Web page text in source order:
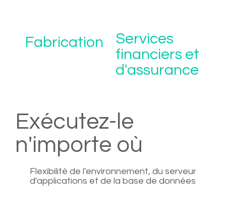
Fabrication
Services
financiers et
d'assurance
Exécutez-le
n'importe où
Flexibilité de l'environnement, du serveur
d'applications et de la base de données